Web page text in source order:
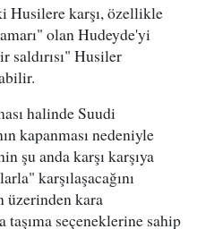
Husilere karşı, özellikle
olan Hudeyde'yi
saldırısı" Husiler
halinde Suudi
kapanması nedeniyle
şu anda karşı karşıya
karşılaşacağını
üzerinden kara
taşıma seçeneklerine sahip